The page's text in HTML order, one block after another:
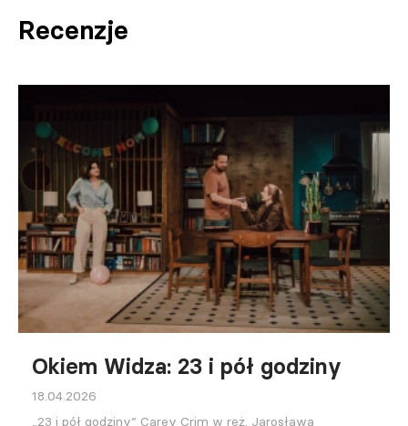
Recenzje
Okiem Widza: 23 i pół godziny
18.04.2026
„23 i pół godziny” Carey Crim w reż. Jarosława